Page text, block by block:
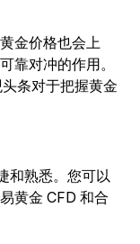
金价格也会上
靠对冲的作用。
条对于把握黄金
和熟悉。您可以
黄金 CFD 和合